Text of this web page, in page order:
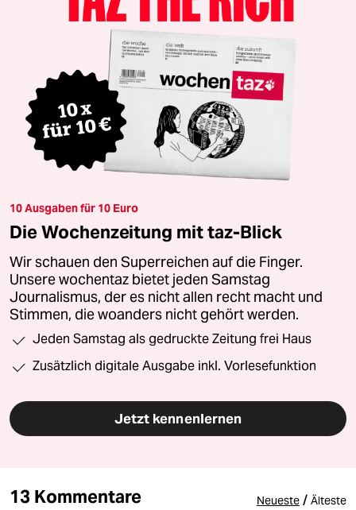
10 Ausgaben für 10 Euro
Die Wochenzeitung mit taz-Blick
Wir schauen den Superreichen auf die Finger.
Unsere wochentaz bietet jeden Samstag
Journalismus, der es nicht allen recht macht und
Stimmen, die woanders nicht gehört werden.
Jeden Samstag als gedruckte Zeitung frei Haus
Zusätzlich digitale Ausgabe inkl. Vorlesefunktion
Jetzt kennenlernen
13 Kommentare Neueste / Älteste